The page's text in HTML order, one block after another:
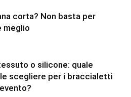
corta? Non basta per
meglio
o silicone: quale
scegliere per i braccialetti